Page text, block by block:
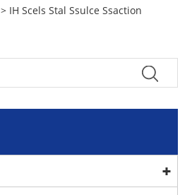
> IH Scels Stal Ssulce Ssaction